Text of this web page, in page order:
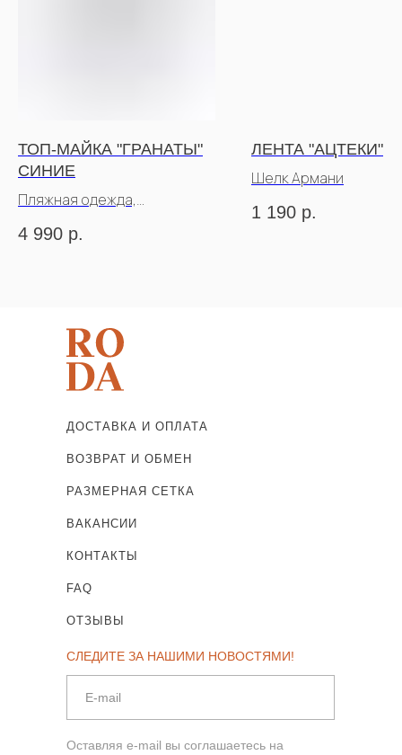
ТОП-МАЙКА "ГРАНАТЫ"
СИНИЕ
Пляжная одежда,
4 990 р.
ЛЕНТА "АЦТЕКИ"
Шелк Армани
1 190 р.
РАЗМЕРНАЯ СЕТКА
ДОСТАВКА И ОПЛАТА
КОНТАКТЫ
FAQ
ОТЗЫВЫ
СЛЕДИТЕ ЗА НАШИМИ НОВОСТЯМИ!
Оставляя e-mail вы соглашаетесь на
ВОЗВРАТ И ОБМЕН
ВАКАНСИИ